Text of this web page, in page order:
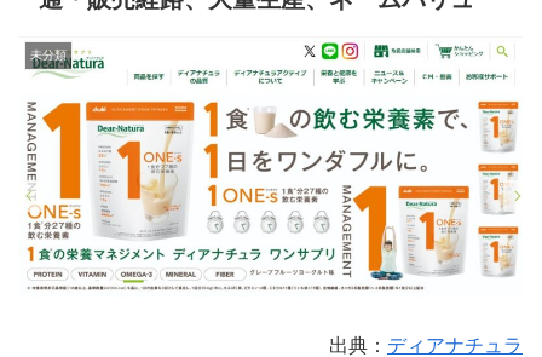
未分類
出典： ディアナチュラ